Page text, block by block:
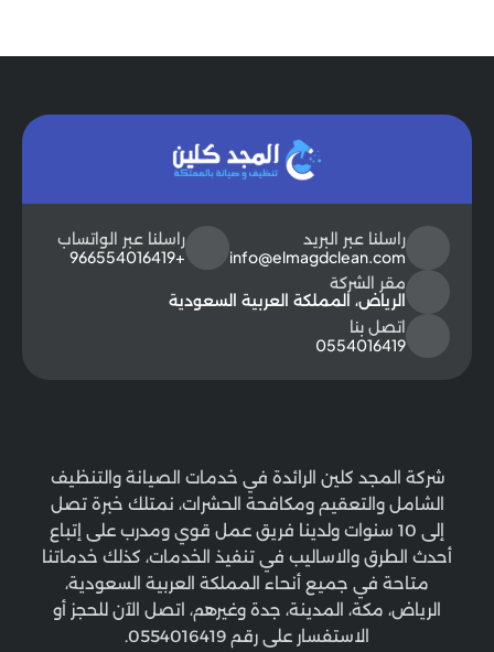
راسلنا عبر البريد
info@elmagdclean.com
راسلنا عبر الواتساب
+966554016419
مقر الشركة
الرياض، المملكة العربية السعودية
اتصل بنا
0554016419
شركة المجد كلين الرائدة في خدمات الصيانة والتنظيف
الشامل والتعقيم ومكافحة الحشرات، نمتلك خبرة تصل
إلى 10 سنوات ولدينا فريق عمل قوي ومدرب على إتباع
أحدث الطرق والاساليب في تنفيذ الخدمات، كذلك خدماتنا
متاحة في جميع أنحاء المملكة العربية السعودية،
الرياض، مكة، المدينة، جدة وغيرهم، اتصل الآن للحجز أو
الاستفسار على رقم 0554016419.